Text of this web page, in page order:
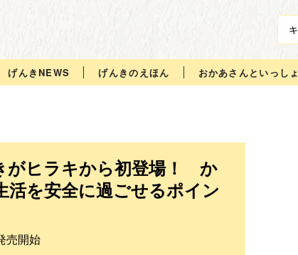
げんきNEWS げんきのえほん おかあさんといっしょ
がヒラキから初登場！ か
を安全に過ごせるポイン
売開始